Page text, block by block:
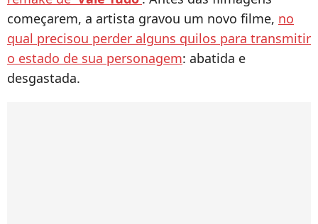
começarem, a artista gravou um novo filme, no
qual precisou perder alguns quilos para transmitir
o estado de sua personagem: abatida e
desgastada.